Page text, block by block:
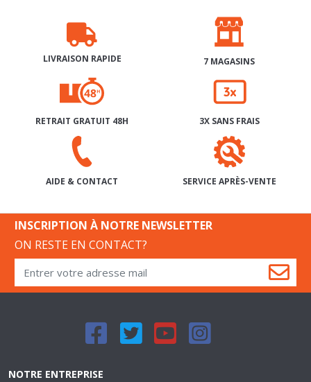
LIVRAISON RAPIDE 7 MAGASINS
RETRAIT GRATUIT 48H 3X SANS FRAIS
AIDE & CONTACT SERVICE APRÈS-VENTE
INSCRIPTION À NOTRE NEWSLETTER
ON RESTE EN CONTACT?
NOTRE ENTREPRISE